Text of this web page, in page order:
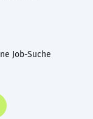
Job-Suche